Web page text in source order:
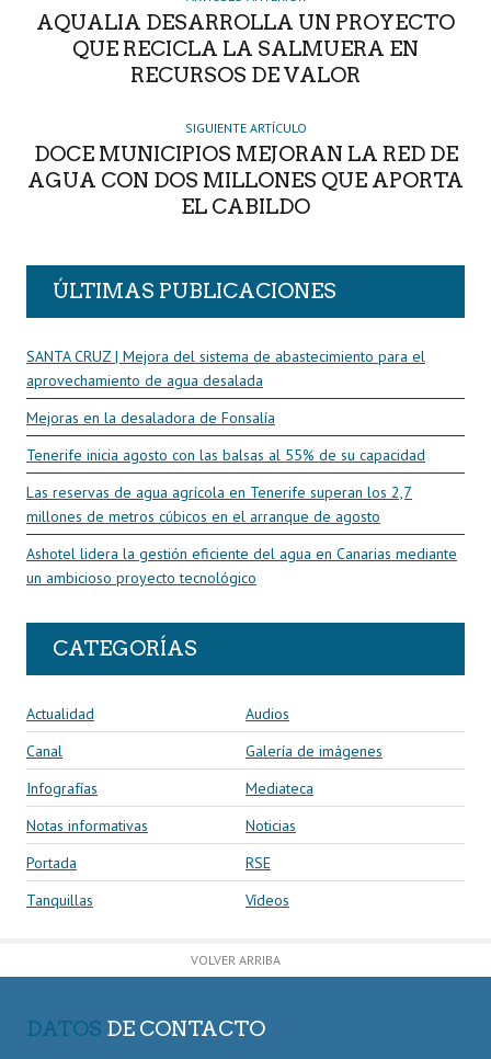
AQUALIA DESARROLLA UN PROYECTO
QUE RECICLA LA SALMUERA EN
RECURSOS DE VALOR
SIGUIENTE ARTÍCULO
DOCE MUNICIPIOS MEJORAN LA RED DE
AGUA CON DOS MILLONES QUE APORTA
EL CABILDO
ÚLTIMAS PUBLICACIONES
SANTA CRUZ | Mejora del sistema de abastecimiento para el
aprovechamiento de agua desalada
Mejoras en la desaladora de Fonsalía
Tenerife inicia agosto con las balsas al 55% de su capacidad
Las reservas de agua agrícola en Tenerife superan los 2,7
millones de metros cúbicos en el arranque de agosto
Ashotel lidera la gestión eficiente del agua en Canarias mediante
un ambicioso proyecto tecnológico
CATEGORÍAS
Actualidad
Audios
Canal
Galería de imágenes
Infografías
Mediateca
Notas informativas
Noticias
Portada
RSE
Tanquillas
Vídeos
VOLVER ARRIBA
DATOS DE CONTACTO